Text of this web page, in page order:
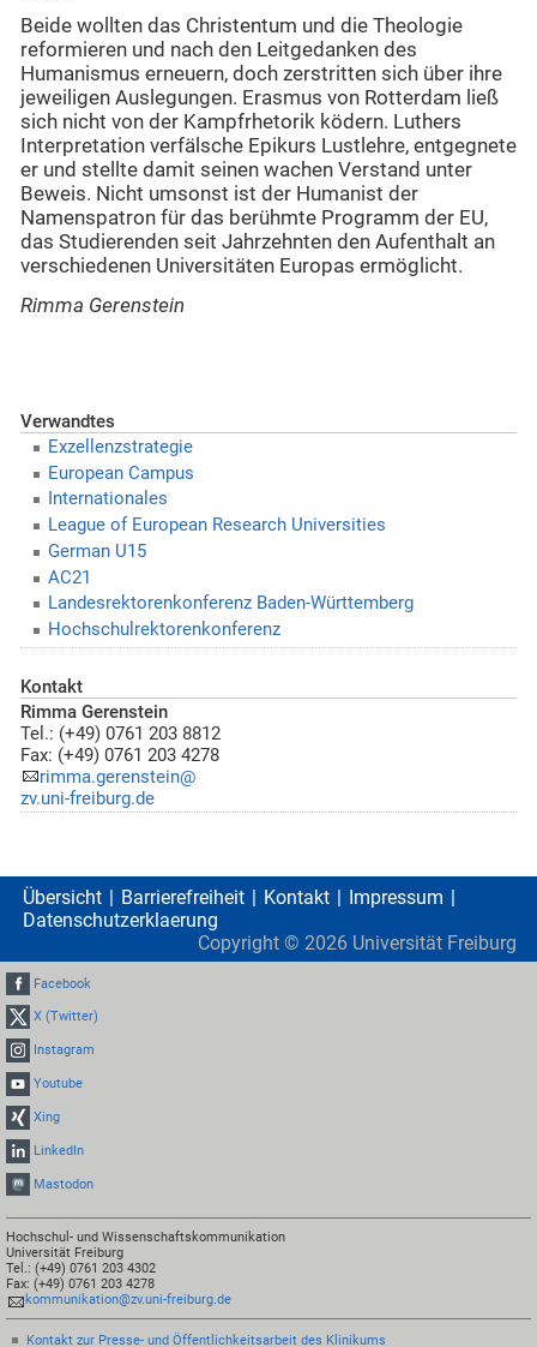
Beide wollten das Christentum und die Theologie
reformieren und nach den Leitgedanken des
Humanismus erneuern, doch zerstritten sich über ihre
jeweiligen Auslegungen. Erasmus von Rotterdam ließ
sich nicht von der Kampfrhetorik ködern. Luthers
Interpretation verfälsche Epikurs Lustlehre, entgegnete
er und stellte damit seinen wachen Verstand unter
Beweis. Nicht umsonst ist der Humanist der
Namenspatron für das berühmte Programm der EU,
das Studierenden seit Jahrzehnten den Aufenthalt an
verschiedenen Universitäten Europas ermöglicht.
Rimma Gerenstein
Verwandtes
Exzellenzstrategie
European Campus
Internationales
League of European Research Universities
German U15
AC21
Landesrektorenkonferenz Baden-Württemberg
Hochschulrektorenkonferenz
Kontakt
Rimma Gerenstein
Tel.: (+49) 0761 203 8812
Fax: (+49) 0761 203 4278
rimma.gerenstein@
zv.uni-freiburg.de
Übersicht Barrierefreiheit Kontakt
Impressum
Datenschutzerklaerung
Copyright © 2026 Universität Freiburg
Facebook
X (Twitter)
Instagram
Youtube
Xing
LinkedIn
Mastodon
Hochschul- und Wissenschaftskommunikation
Universität Freiburg
Tel.: (+49) 0761 203 4302
Fax: (+49) 0761 203 4278
kommunikation@zv.uni-freiburg.de
Kontakt zur Presse- und Öffentlichkeitsarbeit des Klinikums